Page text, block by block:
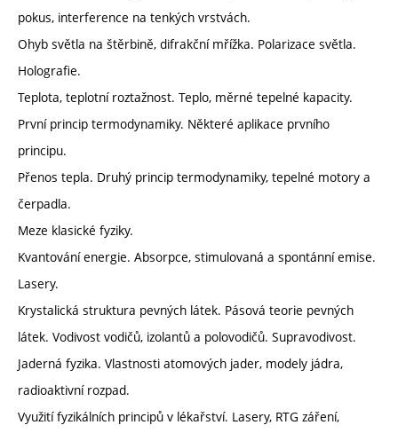
pokus, interference na tenkých vrstvách.
Ohyb světla na štěrbině, difrakční mřížka. Polarizace světla.
Holografie.
Teplota, teplotní roztažnost. Teplo, měrné tepelné kapacity.
První princip termodynamiky. Některé aplikace prvního
principu.
Přenos tepla. Druhý princip termodynamiky, tepelné motory a
čerpadla.
Meze klasické fyziky.
Kvantování energie. Absorpce, stimulovaná a spontánní emise.
Lasery.
Krystalická struktura pevných látek. Pásová teorie pevných
látek. Vodivost vodičů, izolantů a polovodičů. Supravodivost.
Jaderná fyzika. Vlastnosti atomových jader, modely jádra,
radioaktivní rozpad.
Využití fyzikálních principů v lékařství. Lasery, RTG záření,